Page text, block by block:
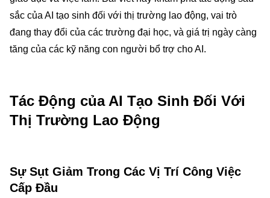
sắc của AI tạo sinh đối với thị trường lao động, vai trò
đang thay đổi của các trường đại học, và giá trị ngày càng
tăng của các kỹ năng con người bổ trợ cho AI.
Tác Động của AI Tạo Sinh Đối Với
Thị Trường Lao Động
Sự Sụt Giảm Trong Các Vị Trí Công Việc
Cấp Đầu